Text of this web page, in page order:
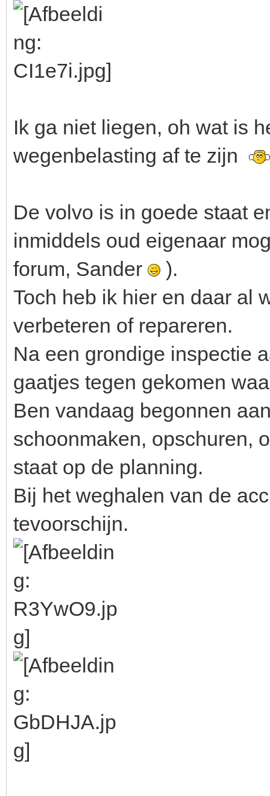
Ik ga niet liegen, oh wat is
wegenbelasting af te zijn
De volvo is in goede staat
inmiddels oud eigenaar
forum, Sander
).
Toch heb ik hier en daar al
verbeteren of repareren.
Na een grondige inspectie
gaatjes tegen gekomen
Ben vandaag begonnen
schoonmaken, opschuren,
staat op de planning.
Bij het weghalen van de
tevoorschijn.